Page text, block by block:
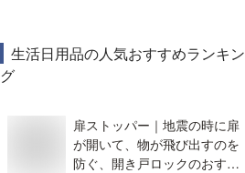
生活日用品の人気おすすめランキン
グ
扉ストッパー｜地震の時に扉
が開いて、物が飛び出すのを
防ぐ、開き戸ロックのおすす